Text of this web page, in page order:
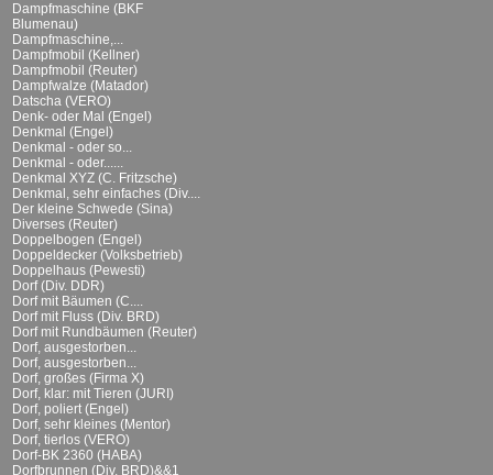
Dampfmaschine (BKF
Blumenau)
Dampfmaschine,...
Dampfmobil (Kellner)
Dampfmobil (Reuter)
Dampfwalze (Matador)
Datscha (VERO)
Denk- oder Mal (Engel)
Denkmal (Engel)
Denkmal - oder so...
Denkmal - oder......
Denkmal XYZ (C. Fritzsche)
Denkmal, sehr einfaches (Div....
Der kleine Schwede (Sina)
Diverses (Reuter)
Doppelbogen (Engel)
Doppeldecker (Volksbetrieb)
Doppelhaus (Pewesti)
Dorf (Div. DDR)
Dorf mit Bäumen (C....
Dorf mit Fluss (Div. BRD)
Dorf mit Rundbäumen (Reuter)
Dorf, ausgestorben...
Dorf, ausgestorben...
Dorf, großes (Firma X)
Dorf, klar: mit Tieren (JURI)
Dorf, poliert (Engel)
Dorf, sehr kleines (Mentor)
Dorf, tierlos (VERO)
Dorf-BK 2360 (HABA)
Dorfbrunnen (Div. BRD)&&1